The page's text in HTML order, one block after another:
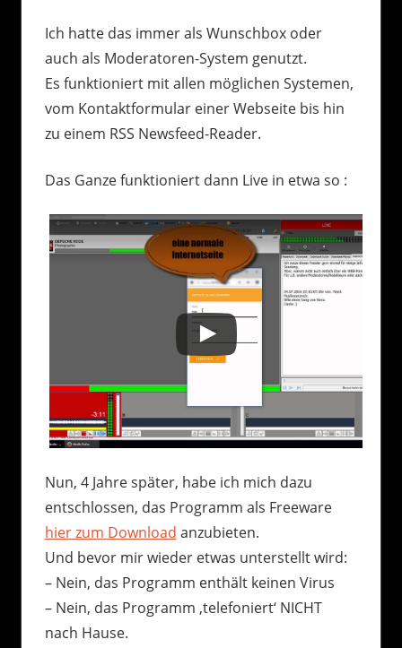
Ich hatte das immer als Wunschbox oder
auch als Moderatoren-System genutzt.
Es funktioniert mit allen möglichen Systemen,
vom Kontaktformular einer Webseite bis hin
zu einem RSS Newsfeed-Reader.
Das Ganze funktioniert dann Live in etwa so :
Nun, 4 Jahre später, habe ich mich dazu
entschlossen, das Programm als Freeware
hier zum Download anzubieten.
Und bevor mir wieder etwas unterstellt wird:
– Nein, das Programm enthält keinen Virus
– Nein, das Programm ‚telefoniert‘ NICHT
nach Hause.